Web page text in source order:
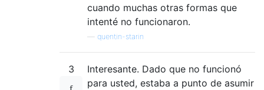
cuando muchas otras formas que
intenté no funcionaron.
quentin-starin
3
Interesante. Dado que no funcionó
para usted, estaba a punto de asumir